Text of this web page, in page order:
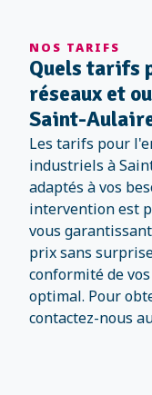
NOS TARIFS
Quels tarifs
réseaux et
Saint-
Les tarifs pour
industriels à
adaptés à vos
intervention est
vous
prix sans
conformité de
optimal. Pour
contactez-nous